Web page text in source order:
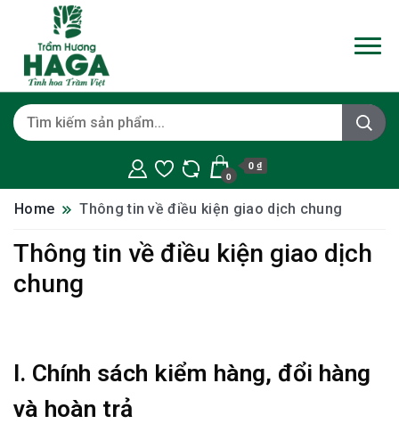
0
0 ₫
Home Thông tin về điều kiện giao dịch chung
Thông tin về điều kiện giao dịch
chung
I. Chính sách kiểm hàng, đổi hàng
và hoàn trả